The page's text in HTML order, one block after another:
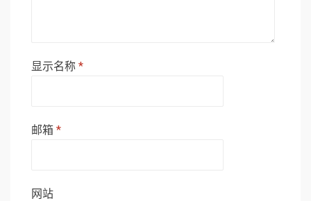
显示名称 *
邮箱 *
网站